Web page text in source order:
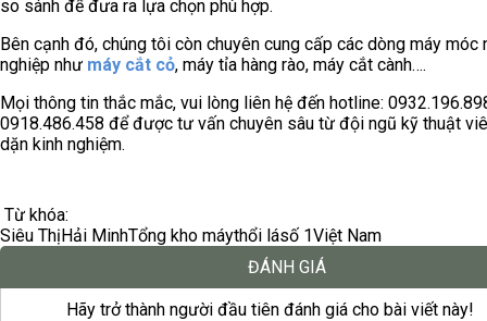
so sánh để đưa ra lựa chọn phù hợp.
Bên cạnh đó, chúng tôi còn chuyên cung cấp các dòng máy móc
nghiệp như máy cắt cỏ, máy tỉa hàng rào, máy cắt cành….
Mọi thông tin thắc mắc, vui lòng liên hệ đến hotline:
0918.486.458 để được tư vấn chuyên sâu từ đội ngũ kỹ thuật
dặn kinh nghiệm.
Từ khóa:
Siêu ThịHải MinhTổng kho máythổi lásố 1Việt Nam
ĐÁNH GIÁ
Hãy trở thành người đầu tiên đánh giá cho bài viết này!